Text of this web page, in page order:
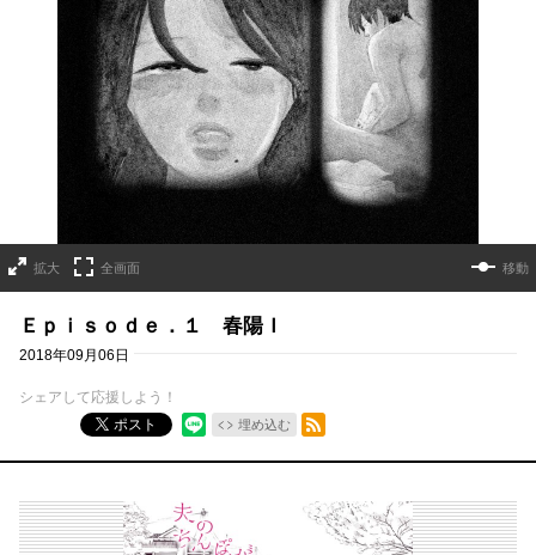
拡大 全画面 移動
Ｅｐｉｓｏｄｅ．１ 春陽Ｉ
2018年09月06日
シェアして応援しよう！
ポスト
埋め込む
RSSフィード